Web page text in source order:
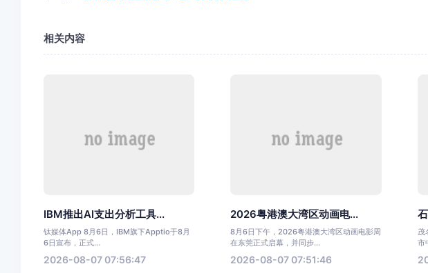
相关内容
IBM推出AI支出分析工具...
钛媒体App 8月6日，IBM旗下Apptio于8月
6日宣布，正式...
2026-08-07 07:56:47
2026粤港澳大湾区动画电...
8月6日下午，2026粤港澳大湾区动画电影周
在东莞正式启幕，并同步...
2026-08-07 07:51:46
茂
市